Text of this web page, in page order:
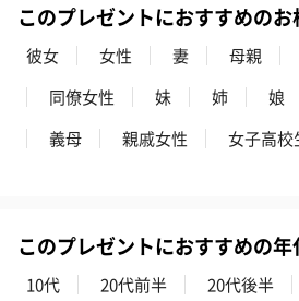
キャンドル・お香
フラッグカプセル：イ
フラッグカプ
このプレゼントにおすすめのお
彼女 女性 妻 母親
同僚女性
妹 姉 娘
義母
親戚女性 女子高校
このプレゼントにおすすめの年
10代 20代前半 20代後半